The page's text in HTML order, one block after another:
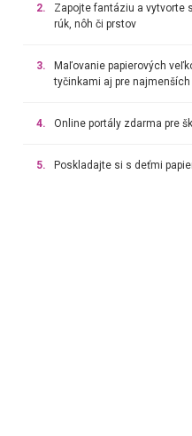
2.
Zapojte fantáziu a vytvorte
rúk, nôh či prstov
3.
Maľovanie papierových
tyčinkami aj pre najmenších
4. Online portály zdarma pre
5. Poskladajte si s deťmi